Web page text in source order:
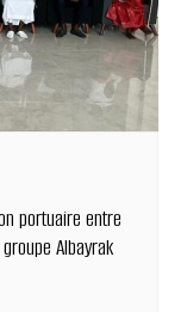
portuaire entre
Albayrak